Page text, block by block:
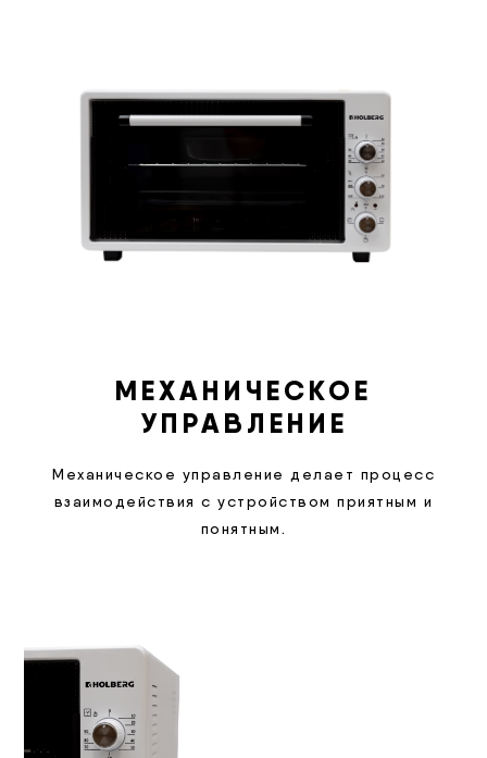
МЕХАНИЧЕСКОЕ
УПРАВЛЕНИЕ
Механическое управление делает процесс
взаимодействия с устройством приятным и
понятным.